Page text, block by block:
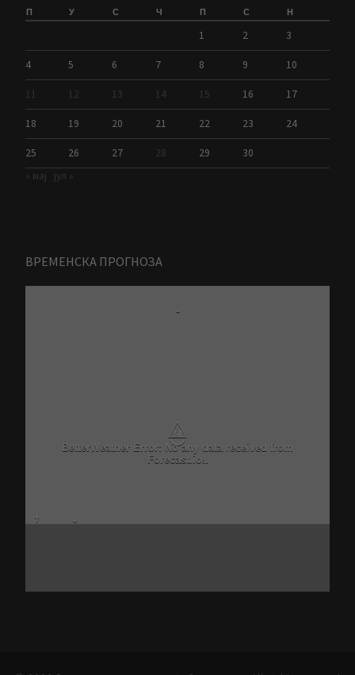
П У С Ч П С Н
1 2 3
4 5 6 7 8 9 10
11 12 13 14 15 16 17
18 19 20 21 22 23 24
25 26 27 28 29
30
« мај
јул »
ВРЕМЕНСКА ПРОГНОЗА
-
⚠
BetterWeather Error: No any data received from
Forecast.io!.